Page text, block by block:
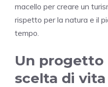
macello per creare un
rispetto per la natura e il
tempo.
Un progetto
scelta di vita